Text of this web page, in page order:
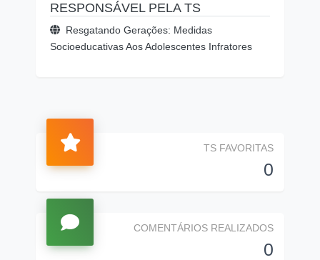
RESPONSÁVEL PELA TS
Resgatando Gerações: Medidas
Socioeducativas Aos Adolescentes Infratores
TS FAVORITAS
0
COMENTÁRIOS REALIZADOS
0